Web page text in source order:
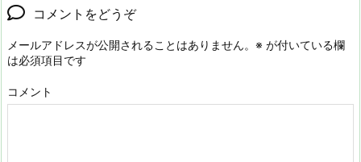
コメントをどうぞ
メールアドレスが公開されることはありません。 ※ が付いている欄
は必須項目です
コメント